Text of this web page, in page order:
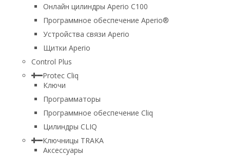
Онлайн цилиндры Aperio C100
Программное обеспечение Aperio®
Устройства связи Aperio
Щитки Aperio
Control Plus
Protec Cliq
Ключи
Программаторы
Программное обеспечение Cliq
Цилиндры CLIQ
Ключницы TRAKA
Аксессуары